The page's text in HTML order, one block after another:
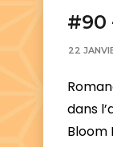
#90
22
dans
Bloom